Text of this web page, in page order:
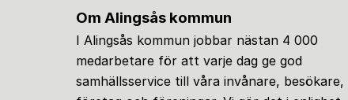
Om Alingsås kommun
I Alingsås kommun jobbar nästan 4 000
medarbetare för att varje dag ge god
samhällsservice till våra invånare, besökare,